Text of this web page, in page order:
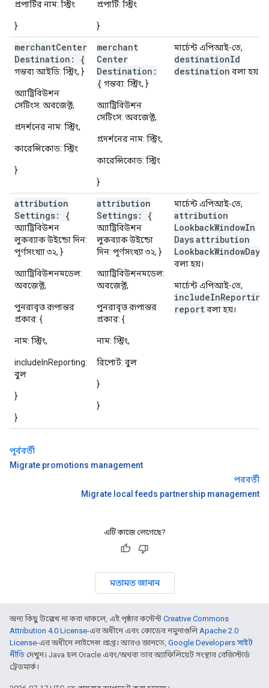
প্রপার্টির নাম: স্ট্রিং
}
প্রপার্টি: স্ট্রিং
}
merchantCenter
Destination: {
গন্তব্য আইডি: স্ট্রিং, }
অ্যাট্রিবিউশন
সেটিংস: অবজেক্ট,
প্রদর্শনের নাম: স্ট্রিং,
কারেন্সিকোড: স্ট্রিং
}
merchant
Center
Destination:
{ গন্তব্য: স্ট্রিং, }
অ্যাট্রিবিউশন
সেটিংস: অবজেক্ট,
প্রদর্শনের নাম: স্ট্রিং,
কারেন্সিকোড: স্ট্রিং
}
মার্চেন্ট এপিআই-তে,
destinationId
destination বলা হয়।
attribution
Settings: {
অ্যাট্রিবিউশন
লুকব্যাক উইন্ডো দিন:
পূর্ণসংখ্যা ৩২, }
অ্যাট্রিবিউশনমডেল:
অবজেক্ট,
পুনরাবৃত্ত রূপান্তর
প্রকার: {
নাম: স্ট্রিং,
includeInReporting:
বুল
}
}
attribution
Settings: {
অ্যাট্রিবিউশন
লুকব্যাক উইন্ডো
দিন: পূর্ণসংখ্যা ৩২, }
অ্যাট্রিবিউশনমডেল:
অবজেক্ট,
পুনরাবৃত্ত রূপান্তর
প্রকার: {
নাম: স্ট্রিং,
রিপোর্ট: বুল
}
}
মার্চেন্ট এপিআই-তে,
attribution
LookbackWindowIn
Daysattribution
LookbackWindowDays
বলা হয়।
মার্চেন্ট এপিআই-তে,
includeInReporting
reportবলা হয়।
পূর্ববর্তী
Migrate promotions management
পরবর্তী
Migrate local feeds partnership management
এটি কাজে লেগেছে?
মতামত জানান
অন্য কিছু উল্লেখ না করা থাকলে, এই পৃষ্ঠার কন্টেন্ট Creative Commons
Attribution 4.0 License-এর অধীনে এবং কোডের নমুনাগুলিApache 2.0
License-এর অধীনে লাইসেন্স প্রাপ্ত। আরও জানতে, Google Developers সাইট
নীতি দেখুন। Java হল Oracle এবং/অথবা তার অ্যাফিলিয়েট সংস্থার রেজিস্টার্ড
ট্রেডমার্ক।